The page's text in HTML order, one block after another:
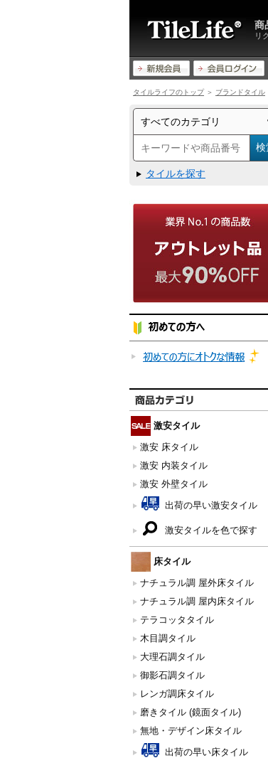
リ
商
タイルライフのトップ＞ ブランドタイル
タイルを探す
激安タイル
激安 床タイル
激安 内装タイル
激安 外壁タイル
出荷の早い激安タイル
激安タイルを色で探す
床タイル
ナチュラル調 屋外床タイル
ナチュラル調 屋内床タイル
テラコッタタイル
木目調タイル
大理石調タイル
御影石調タイル
レンガ調床タイル
磨きタイル (鏡面タイル)
無地・デザイン床タイル
出荷の早い床タイル